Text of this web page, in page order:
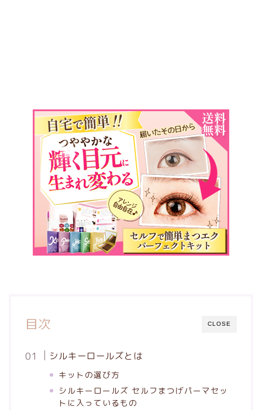
CLOSE
目次
シルキーロールズとは
キットの選び方
シルキーロールズ セルフまつげパーマセッ
トに入っているもの